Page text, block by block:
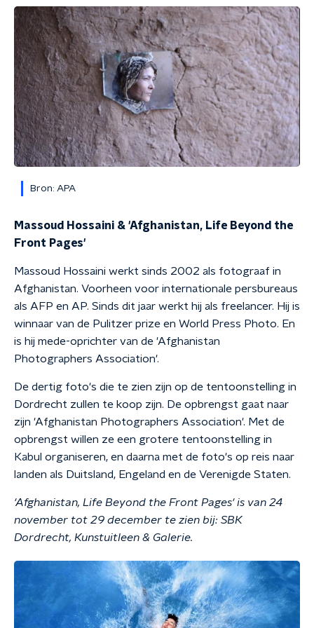
Bron: APA
Massoud Hossaini & 'Afghanistan, Life Beyond the
Front Pages'
Massoud Hossaini werkt sinds 2002 als fotograaf in
Afghanistan. Voorheen voor internationale persbureaus
als AFP en AP. Sinds dit jaar werkt hij als freelancer. Hij is
winnaar van de Pulitzer prize en World Press Photo. En
is hij mede-oprichter van de 'Afghanistan
Photographers Association'.
De dertig foto's die te zien zijn op de tentoonstelling in
Dordrecht zullen te koop zijn. De opbrengst gaat naar
zijn 'Afghanistan Photographers Association'. Met de
opbrengst willen ze een grotere tentoonstelling in
Kabul organiseren, en daarna met de foto's op reis naar
landen als Duitsland, Engeland en de Verenigde Staten.
'Afghanistan, Life Beyond the Front Pages'is van 24
november tot 29 december te zien bij: SBK
Dordrecht, Kunstuitleen & Galerie.